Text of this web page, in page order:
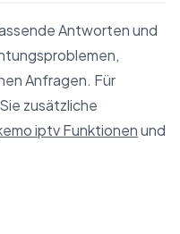
Antworten und
Anfragen. Für
zusätzliche
iptv Funktionenund